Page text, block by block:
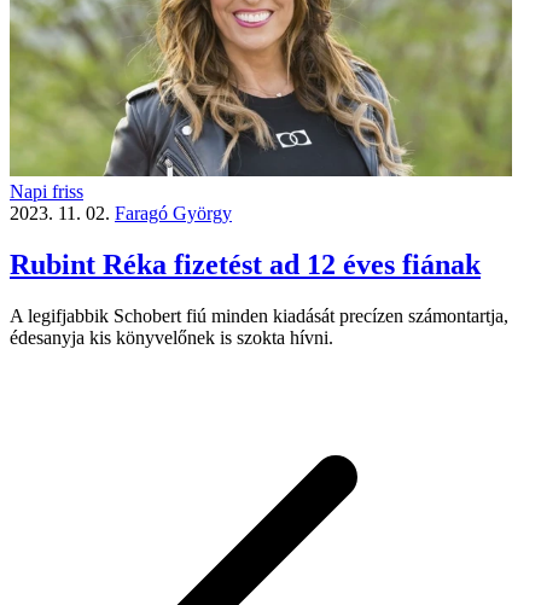
Napi friss
2023. 11. 02. Faragó György
Rubint Réka fizetést ad 12 éves fiának
A legifjabbik Schobert fiú minden kiadását precízen számontartja,
édesanyja kis könyvelőnek is szokta hívni.